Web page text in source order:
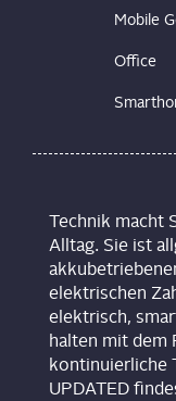
Mobile
Office
Technik macht
Alltag. Sie ist
elektrischen
elektrisch,
halten mit dem
kontinuierliche
UPDATED